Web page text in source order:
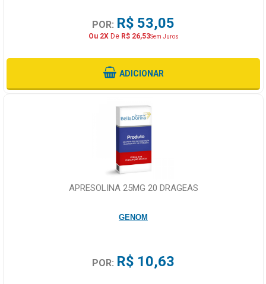
POR: R$ 53,05
Ou 2XDe R$ 26,53Sem Juros
ADICIONAR
APRESOLINA 25MG 20 DRAGEAS
GENOM
POR: R$ 10,63